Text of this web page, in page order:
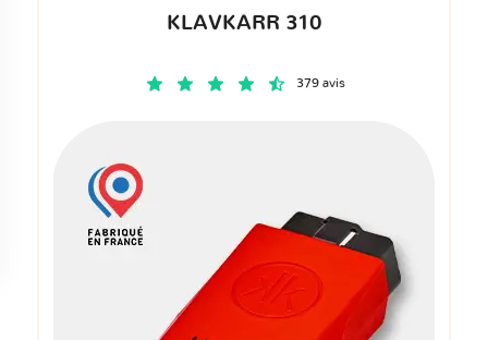
KLAVKARR 310
379 avis